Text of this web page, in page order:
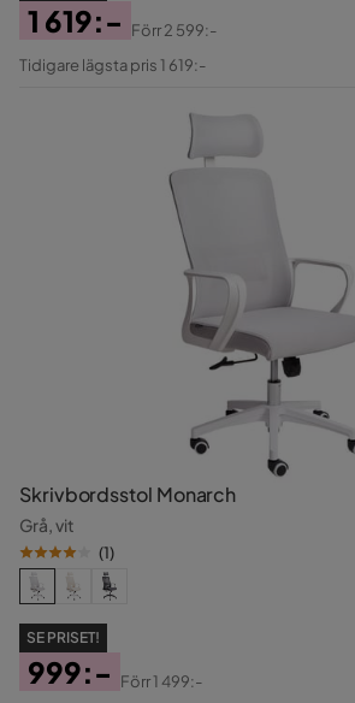
Pris
1 619:-
Original
Förr2 599:-
Tidigare lägsta pris 1 619:-
Skrivbordsstol Monarch
Grå, vit
(1)
SE PRISET!
999:-
Förr1 499:-